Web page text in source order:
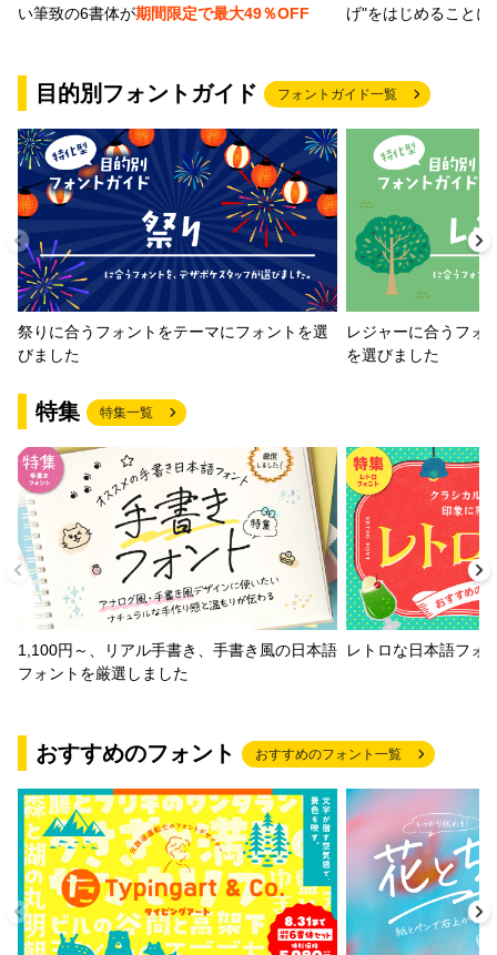
い筆致の6書体が期間限定で最大49％OFF
げ"をはじめること
目的別フォントガイド フォントガイド一覧
祭りに合うフォントをテーマにフォントを選
びました
レジャーに合うフォ
を選びました
特集 特集一覧
1,100円～、リアル手書き、手書き風の日本語
フォントを厳選しました
レトロな日本語フォ
おすすめのフォント おすすめのフォント一覧